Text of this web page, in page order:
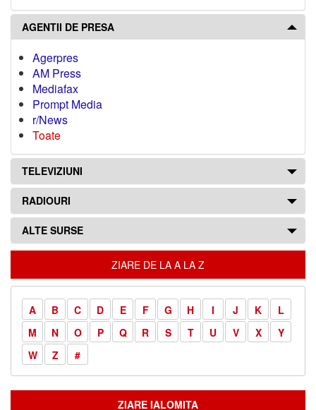
AGENTII DE PRESA
Agerpres
AM Press
Mediafax
Prompt Media
r/News
Toate
TELEVIZIUNI
RADIOURI
ALTE SURSE
ZIARE DE LA A LA Z
A B C D E F G H I J K
L
M
N O P Q R S T U V X
Y
W
Z #
ZIARE IALOMITA